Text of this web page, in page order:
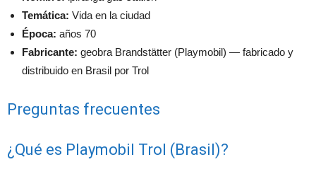
Temática: Vida en la ciudad
Época: años 70
Fabricante: geobra Brandstätter (Playmobil) — fabricado y
distribuido en Brasil por Trol
Preguntas frecuentes
¿Qué es Playmobil Trol (Brasil)?